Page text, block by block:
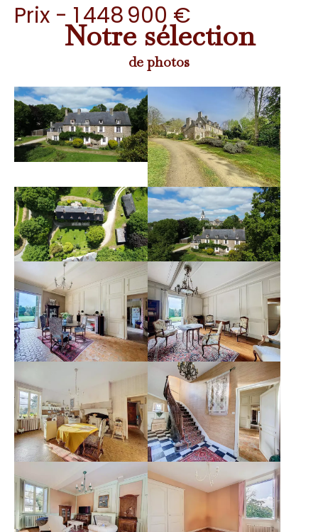
Prix - 1 448 900 €
Notre sélection
de photos